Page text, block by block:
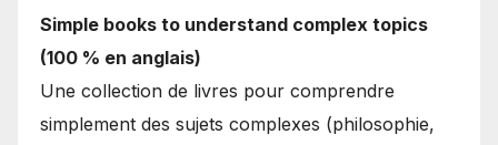
Simple books to understand complex topics
(100 % en anglais)
Une collection de livres pour comprendre
simplement des sujets complexes (philosophie,